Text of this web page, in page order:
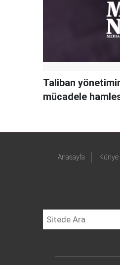
Taliban
mücadele
Anasayfa Künye